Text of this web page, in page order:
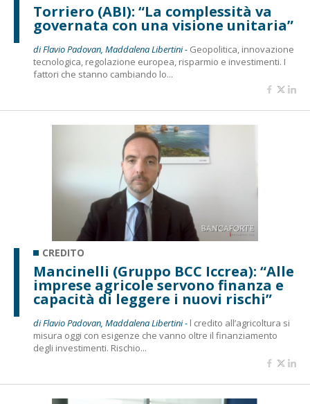
Torriero (ABI): “La complessità va
governata con una visione unitaria”
di Flavio Padovan, Maddalena Libertini - Geopolitica, innovazione
tecnologica, regolazione europea, risparmio e investimenti. I
fattori che stanno cambiando lo...
CREDITO
Mancinelli (Gruppo BCC Iccrea): “Alle
imprese agricole servono finanza e
capacità di leggere i nuovi rischi”
di Flavio Padovan, Maddalena Libertini - l credito all’agricoltura si
misura oggi con esigenze che vanno oltre il finanziamento
degli investimenti. Rischio...